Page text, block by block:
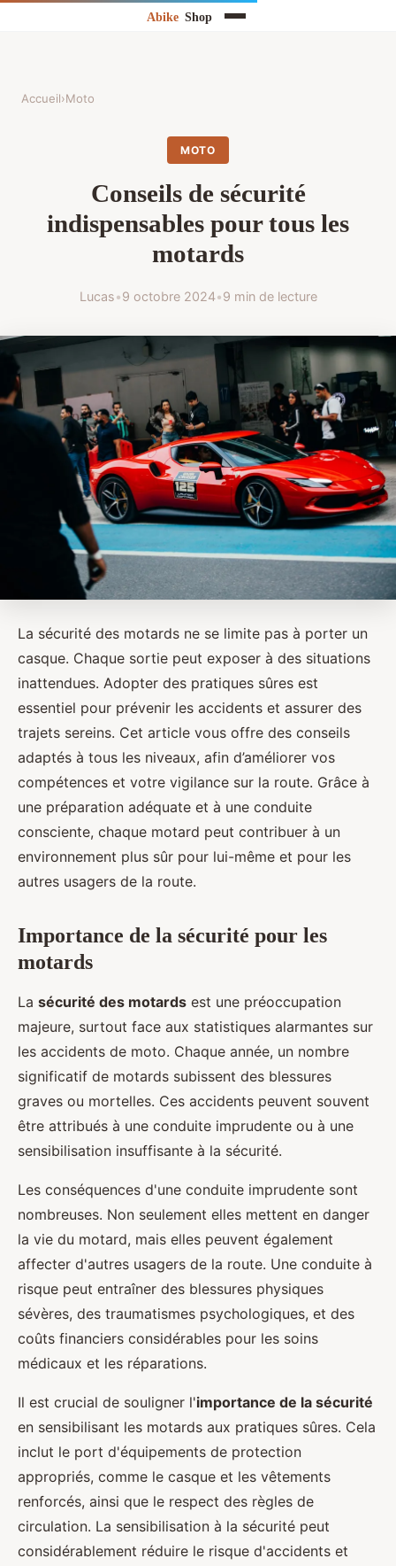
Accueil›Moto
MOTO
Conseils de sécurité
indispensables pour tous les
motards
Lucas•9 octobre 2024•9 min de lecture
La sécurité des motards ne se limite pas à porter un
casque. Chaque sortie peut exposer à des situations
inattendues. Adopter des pratiques sûres est
essentiel pour prévenir les accidents et assurer des
trajets sereins. Cet article vous offre des conseils
adaptés à tous les niveaux, afin d’améliorer vos
compétences et votre vigilance sur la route. Grâce à
une préparation adéquate et à une conduite
consciente, chaque motard peut contribuer à un
environnement plus sûr pour lui-même et pour les
autres usagers de la route.
Importance de la sécurité pour les
motards
La sécurité des motards est une préoccupation
majeure, surtout face aux statistiques alarmantes sur
les accidents de moto. Chaque année, un nombre
significatif de motards subissent des blessures
graves ou mortelles. Ces accidents peuvent souvent
être attribués à une conduite imprudente ou à une
sensibilisation insuffisante à la sécurité.
Les conséquences d'une conduite imprudente sont
nombreuses. Non seulement elles mettent en danger
la vie du motard, mais elles peuvent également
affecter d'autres usagers de la route. Une conduite à
risque peut entraîner des blessures physiques
sévères, des traumatismes psychologiques, et des
coûts financiers considérables pour les soins
médicaux et les réparations.
Il est crucial de souligner l'importance de la sécurité
en sensibilisant les motards aux pratiques sûres. Cela
inclut le port d'équipements de protection
appropriés, comme le casque et les vêtements
renforcés, ainsi que le respect des règles de
circulation. La sensibilisation à la sécurité peut
considérablement réduire le risque d'accidents et